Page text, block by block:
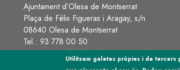
Ajuntament d’Olesa de Montserrat
Plaça de Fèlix Figueras i Aragay, s/n
08640 Olesa de Montserrat
Tel.: 93 778 00 50
ajuntament@olesademontserrat.cat
Utilitzem galetes pròpies i de tercers